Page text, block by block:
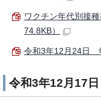
ワクチン年代別接
74.8KB）
令和3年12月24日
令和3年12月17